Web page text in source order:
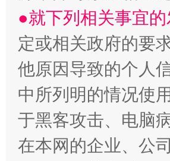
●就下列相关事宜
定或相关政府的要
他原因导致的个人
中所列明的情况使
于黑客攻击、电脑
在本网的企业、公